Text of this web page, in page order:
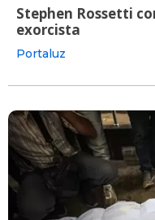
Stephen Rossetti
exorcista
Portaluz